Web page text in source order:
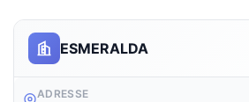
ESMERALDA
ADRESSE